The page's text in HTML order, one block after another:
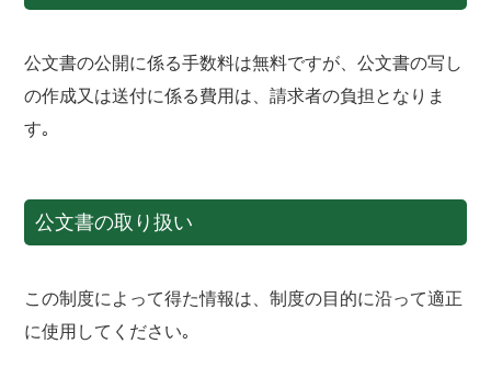
公文書の公開に係る手数料は無料ですが、公文書の写し
の作成又は送付に係る費用は、請求者の負担となりま
す｡
公文書の取り扱い
この制度によって得た情報は、制度の目的に沿って適正
に使用してください｡